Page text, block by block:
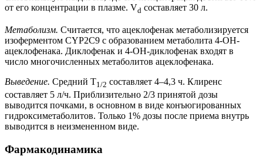
от его концентрации в плазме. Vd составляет 30 л.
Метаболизм. Считается, что ацеклофенак метаболизируется
изоферментом CYP2C9 с образованием метаболита 4-OH-
ацеклофенака. Диклофенак и 4-OH-диклофенак входят в
число многочисленных метаболитов ацеклофенака.
Выведение. Средний T1/2 составляет 4–4,3 ч. Клиренс
составляет 5 л/ч. Приблизительно 2/3 принятой дозы
выводится почками, в основном в виде конъюгированных
гидроксиметаболитов. Только 1% дозы после приема внутрь
выводится в неизмененном виде.
Фармакодинамика